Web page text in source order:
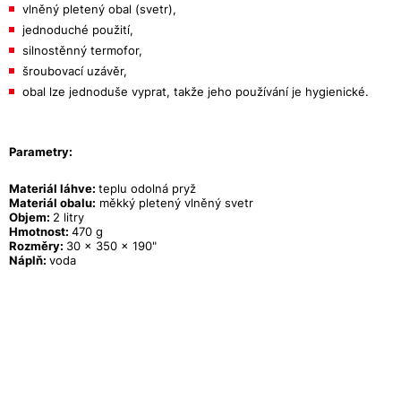
vlněný pletený obal (svetr),
jednoduché použití,
silnostěnný termofor,
šroubovací uzávěr,
obal lze jednoduše vyprat, takže jeho používání je hygienické.
Parametry:
Materiál láhve: teplu odolná pryž
Materiál obalu: měkký pletený vlněný svetr
Objem: 2 litry
Hmotnost: 470 g
Rozměry: 30 × 350 × 190"
Náplň: voda